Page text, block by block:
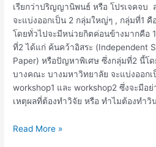
เรียกว่าปริญญานิพนธ์ หรือ โปรเจคจบ
จะแบ่งออกเป็น 2 กลุ่มใหญ่ๆ , กลุ่มที่1
โดยทั่วไปจะมีหน่วยกิตค่อนข้างมากคือ
ที่2 ได้แก่ ค้นคว้าอิสระ (Independent
Paper) หรือปัญหาพิเศษ ซึ่งกลุ่มที่2 นี้โ
บางคณะ บางมหาวิทยาลัย จะแบ่งออกเ
workshop1 และ workshop2 ซึ่งจะมีอ
เหตุผลที่ต้องทำวิจัย หรือ ทำไมต้องทำ
Read More »